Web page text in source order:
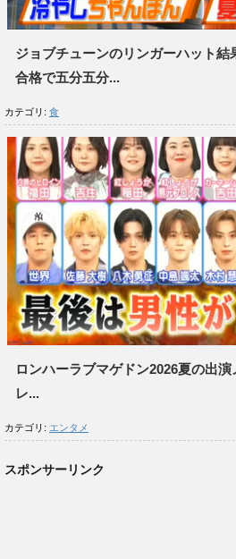
ジョブチューンのリンガーハット結
合格で五分五分...
カテゴリ: 食
ロンハーラブマゲドン2026夏の出
レ...
カテゴリ: エンタメ
スポンサーリンク